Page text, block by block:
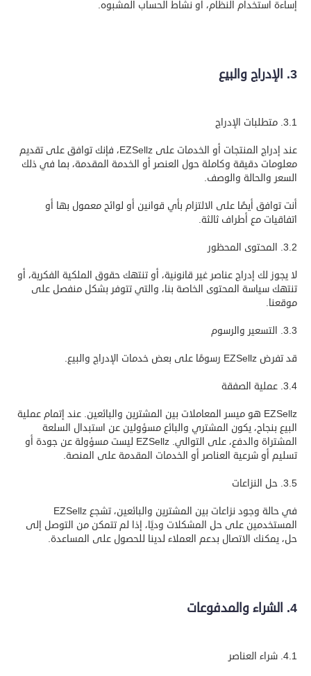
إساءة استخدام النظام، أو نشاط الحساب المشبوه.
3. الإدراج والبيع
3.1. متطلبات الإدراج
عند إدراج المنتجات أو الخدمات على EZSellz، فإنك توافق على تقديم
معلومات دقيقة وكاملة حول العنصر أو الخدمة المقدمة، بما في ذلك
السعر والحالة والوصف.
أنت توافق أيضًا على الالتزام بأي قوانين أو لوائح معمول بها أو
اتفاقيات مع أطراف ثالثة.
3.2. المحتوى المحظور
لا يجوز لك إدراج عناصر غير قانونية، أو تنتهك حقوق الملكية الفكرية، أو
تنتهك سياسة المحتوى الخاصة بنا، والتي تتوفر بشكل منفصل على
موقعنا.
3.3. التسعير والرسوم
قد تفرض EZSellz رسومًا على بعض خدمات الإدراج والبيع.
3.4. عملية الصفقة
EZSellz هو ميسر المعاملات بين المشترين والبائعين. عند إتمام عملية
البيع بنجاح، يكون المشتري والبائع مسؤولين عن استبدال السلعة
المشتراة والدفع، على التوالي. EZSellz ليست مسؤولة عن جودة أو
تسليم أو شرعية العناصر أو الخدمات المقدمة على المنصة.
3.5. حل النزاعات
في حالة وجود نزاعات بين المشترين والبائعين، تشجع EZSellz
المستخدمين على حل المشكلات وديًا، إذا لم تتمكن من التوصل إلى
حل، يمكنك الاتصال بدعم العملاء لدينا للحصول على المساعدة.
4. الشراء والمدفوعات
4.1. شراء العناصر